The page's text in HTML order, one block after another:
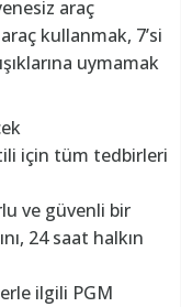
araç
kullanmak, 7’si
uymamak
için tüm tedbirleri
ve güvenli bir
24 saat halkın
ilgili PGM